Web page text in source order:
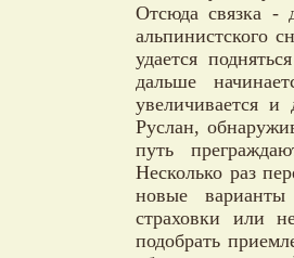
Отсюда связка -
альпинистского
удается
дальше
увеличивается
Руслан,
путь
Несколько раз
новые
страховки или
подобрать